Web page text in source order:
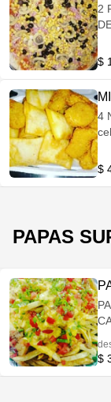
2
$
4
$
PAPAS
$